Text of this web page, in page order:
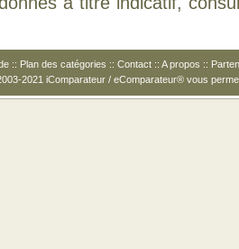
:: Plan des catégories :: Contact :: A propos ::
2021 iComparateur / eComparateur® vous